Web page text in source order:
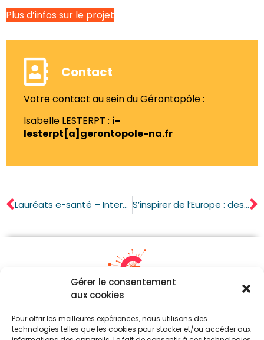
Gérer le consentement
aux cookies
Pour offrir les meilleures expériences, nous utilisons des
technologies telles que les cookies pour stocker et/ou accéder aux
Plus d’infos sur le projet
Contact
Votre contact au sein du Gérontopôle :
Isabelle LESTERPT : i-
lesterpt[a]gerontopole-na.fr
Lauréats e-santé – Interview S’inspirer de l’Europe : des bonnes pratiques européennes pour le bien vieillir
contact[a]gerontopole-na.fr